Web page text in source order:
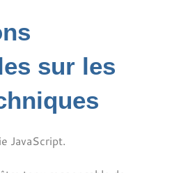
sur les
JavaScript.